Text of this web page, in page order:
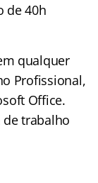
de 40h
qualquer
Profissional,
Office.
de trabalho